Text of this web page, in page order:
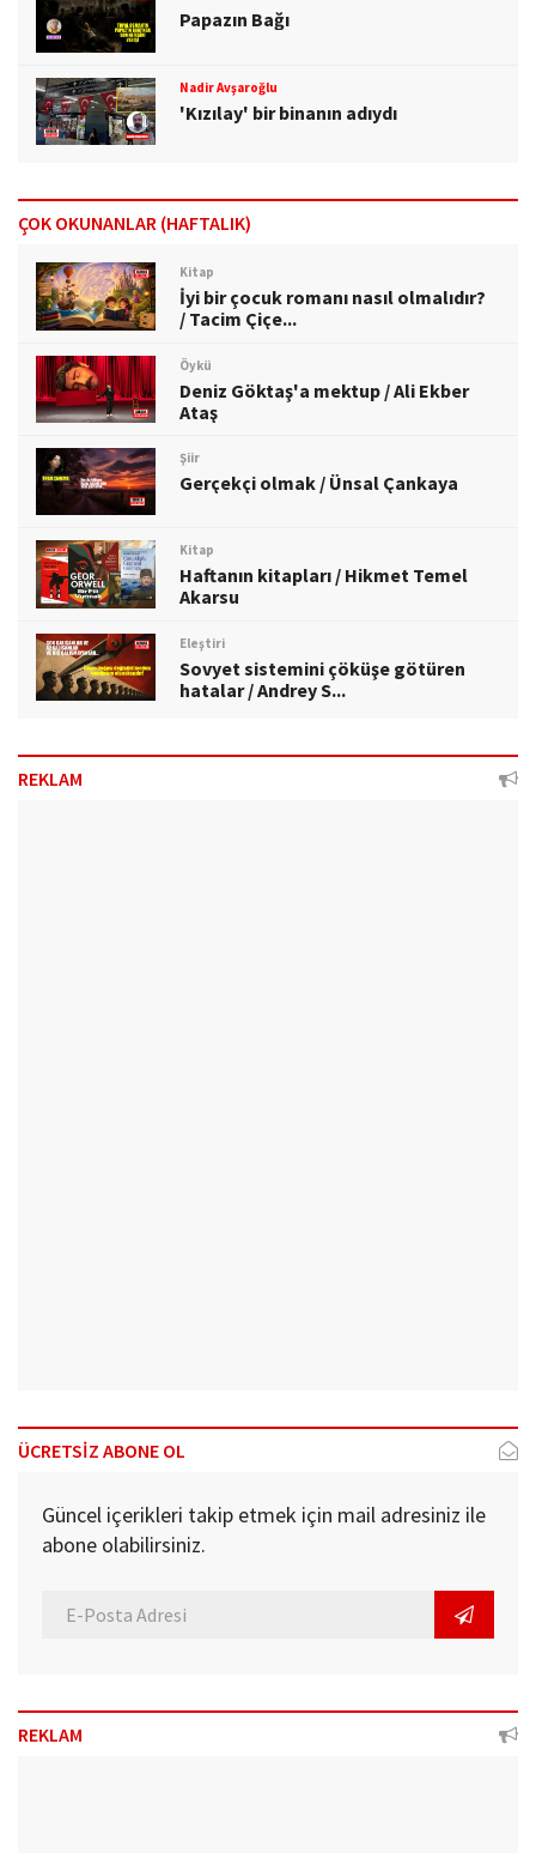
Papazın Bağı
Nadir Avşaroğlu
'Kızılay' bir binanın adıydı
ÇOK OKUNANLAR (HAFTALIK)
Kitap
İyi bir çocuk romanı nasıl olmalıdır?
/ Tacim Çiçe...
Öykü
Deniz Göktaş'a mektup / Ali Ekber
Ataş
Şiir
Gerçekçi olmak / Ünsal Çankaya
Kitap
Haftanın kitapları / Hikmet Temel
Akarsu
Eleştiri
Sovyet sistemini çöküşe götüren
hatalar / Andrey S...
REKLAM
ÜCRETSİZ ABONE OL
Güncel içerikleri takip etmek için mail adresiniz ile
abone olabilirsiniz.
REKLAM